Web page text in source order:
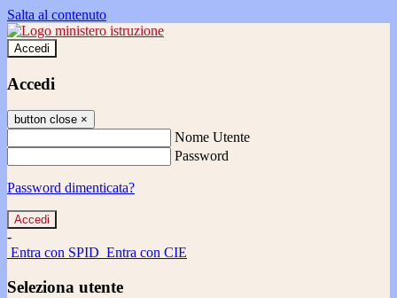
Salta al contenuto
Accedi
Accedi
button close ×
Nome Utente
Password
Password dimenticata?
-
Entra con SPID Entra con CIE
Seleziona utente